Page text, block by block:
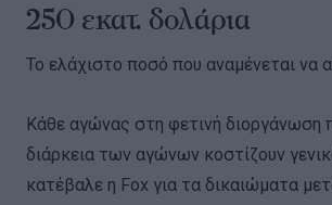
250 εκατ. δολάρια
Το ελάχιστο ποσό που αναμένεται να
Κάθε αγώνας στη φετινή διοργάνωση
διάρκεια των αγώνων κοστίζουν
κατέβαλε η Fox για τα δικαιώματα